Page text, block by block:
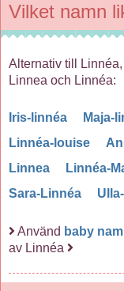
Vilket namn
Alternativ till
Linnea och Linnéa:
Iris-linnéa Maja-
Linnéa-louise
Linnea
Linnéa-
Sara-Linnéa
Använd baby
av Linnéa